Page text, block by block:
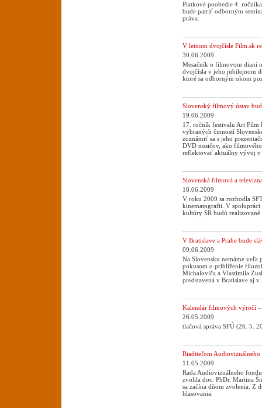
Piatkové poobedie 4.
bude patriť odborným
práva.
V letnom dvojčísle Film.sk
30.06.2009
Mesačník o filmovom dianí
dvojčísla v jeho jubilejnom
ktoré sa odborným okom
Slovenský filmový ústav
19.06.2009
17. ročník festivalu Art Film
vybraných činností
zoznámiť sa s jeho
DVD nosičov, ako
reflektovať aktuálny vývoj v
Slovenská filmová a
18.06.2009
V roku 2009 sa rozhodla
kinematografii. V spolupráci
kultúry SR budú
V Bratislave a Prahe bude
09.06.2009
Na Slovensku nemáme
pokusom o priblíženie
Michaloviča a Vlastimila
predstavená v Bratislave aj v
Kalendár filmových výročí –
26.05.2009
tlačová správa SFÚ (26. 5.
Riaditeľom
11.05.2009
Rada Audiovizuálneho
zvolila doc. PhDr. Martina
sa začína dňom zvolenia. Z
hlasovania.